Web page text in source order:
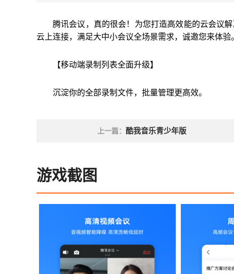
腾讯会议，真的很会！为您打造高效能的云会议
云上连接，满足大中小会议全场景需求，诚邀您来体验
【移动端录制列表全面升级】
沉淀你的全部录制文件，批量管理更高效。
上一篇： 酷我音乐青少年版
游戏截图